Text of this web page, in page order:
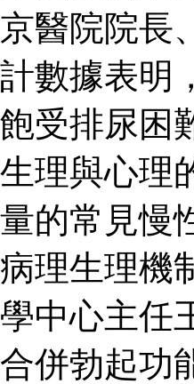
京醫院院長
計數據表明
飽受排尿困
生理與心理
量的常見慢
病理生理機
學中心主任
合併勃起功